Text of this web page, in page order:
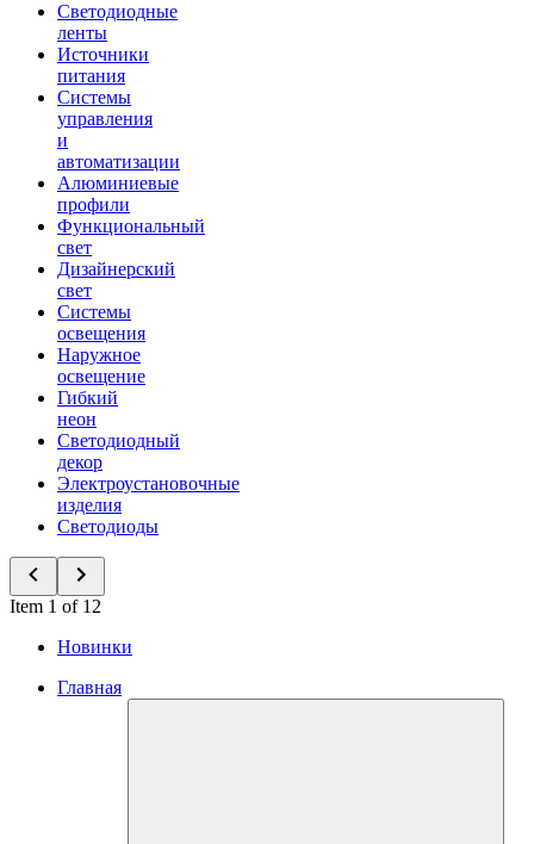
Светодиодные
ленты
Источники
питания
Системы
управления
и
автоматизации
Алюминиевые
профили
Функциональный
свет
Дизайнерский
свет
Системы
освещения
Наружное
освещение
Гибкий
неон
Светодиодный
декор
Электроустановочные
изделия
Светодиоды
Item 1 of 12
Новинки
Главная